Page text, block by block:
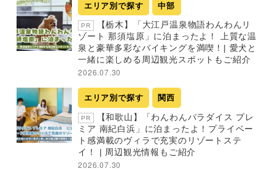
エリア別で探す 中部
PR
【栃木】「大江戸温泉物語わんわんリ
ゾート 那須塩原」に泊まったよ！ 上質な温
泉と豪華多彩なバイキングを満喫！| 愛犬と
一緒に楽しめる周辺観光スポットもご紹介
2026.07.30
エリア別で探す 関西
PR
【和歌山】「わんわんパラダイス プレ
ミア 南紀白浜」に泊まったよ！プライベー
ト感満載のヴィラで充実のリゾートステ
イ！ | 周辺観光情報もご紹介
2026.07.30